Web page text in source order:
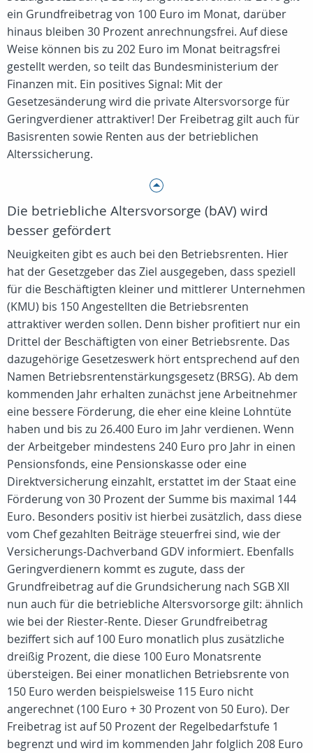
ein Grundfreibetrag von 100 Euro im Monat, darüber
hinaus bleiben 30 Prozent anrechnungsfrei. Auf diese
Weise können bis zu 202 Euro im Monat beitragsfrei
gestellt werden, so teilt das Bundesministerium der
Finanzen mit. Ein positives Signal: Mit der
Gesetzesänderung wird die private Altersvorsorge für
Geringverdiener attraktiver! Der Freibetrag gilt auch für
Basisrenten sowie Renten aus der betrieblichen
Alterssicherung.
Die betriebliche Altersvorsorge (bAV) wird
besser gefördert
Neuigkeiten gibt es auch bei den Betriebsrenten. Hier
hat der Gesetzgeber das Ziel ausgegeben, dass speziell
für die Beschäftigten kleiner und mittlerer Unternehmen
(KMU) bis 150 Angestellten die Betriebsrenten
attraktiver werden sollen. Denn bisher profitiert nur ein
Drittel der Beschäftigten von einer Betriebsrente. Das
dazugehörige Gesetzeswerk hört entsprechend auf den
Namen Betriebsrentenstärkungsgesetz (BRSG). Ab dem
kommenden Jahr erhalten zunächst jene Arbeitnehmer
eine bessere Förderung, die eher eine kleine Lohntüte
haben und bis zu 26.400 Euro im Jahr verdienen. Wenn
der Arbeitgeber mindestens 240 Euro pro Jahr in einen
Pensionsfonds, eine Pensionskasse oder eine
Direktversicherung einzahlt, erstattet im der Staat eine
Förderung von 30 Prozent der Summe bis maximal 144
Euro. Besonders positiv ist hierbei zusätzlich, dass diese
vom Chef gezahlten Beiträge steuerfrei sind, wie der
Versicherungs-Dachverband GDV informiert. Ebenfalls
Geringverdienern kommt es zugute, dass der
Grundfreibetrag auf die Grundsicherung nach SGB XII
nun auch für die betriebliche Altersvorsorge gilt: ähnlich
wie bei der Riester-Rente. Dieser Grundfreibetrag
beziffert sich auf 100 Euro monatlich plus zusätzliche
dreißig Prozent, die diese 100 Euro Monatsrente
übersteigen. Bei einer monatlichen Betriebsrente von
150 Euro werden beispielsweise 115 Euro nicht
angerechnet (100 Euro + 30 Prozent von 50 Euro). Der
Freibetrag ist auf 50 Prozent der Regelbedarfstufe 1
begrenzt und wird im kommenden Jahr folglich 208 Euro